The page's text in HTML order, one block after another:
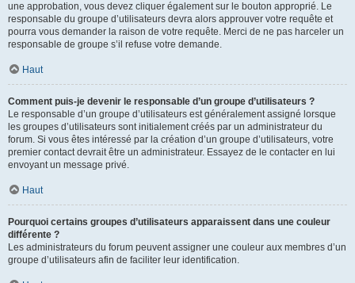
une approbation, vous devez cliquer également sur le bouton approprié. Le
responsable du groupe d’utilisateurs devra alors approuver votre requête et
pourra vous demander la raison de votre requête. Merci de ne pas harceler un
responsable de groupe s’il refuse votre demande.
Haut
Comment puis-je devenir le responsable d’un groupe d’utilisateurs ?
Le responsable d’un groupe d’utilisateurs est généralement assigné lorsque
les groupes d’utilisateurs sont initialement créés par un administrateur du
forum. Si vous êtes intéressé par la création d’un groupe d’utilisateurs, votre
premier contact devrait être un administrateur. Essayez de le contacter en lui
envoyant un message privé.
Haut
Pourquoi certains groupes d’utilisateurs apparaissent dans une couleur
différente ?
Les administrateurs du forum peuvent assigner une couleur aux membres d’un
groupe d’utilisateurs afin de faciliter leur identification.